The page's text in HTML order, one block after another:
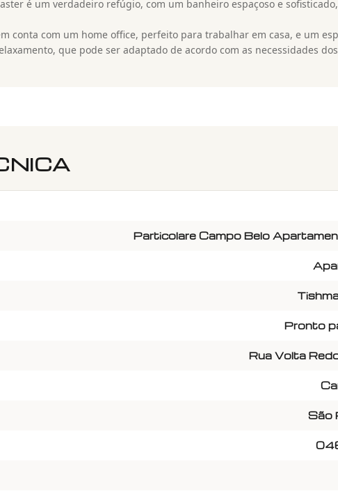
é um verdadeiro refúgio, com um banheiro espaçoso e
conta com um home office, perfeito para trabalhar em casa, e um
que pode ser adaptado de acordo com as necessidades dos
Particolare Campo Belo
Pronto
Rua Volta
São